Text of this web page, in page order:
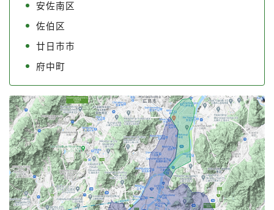
安佐南区
佐伯区
廿日市市
府中町